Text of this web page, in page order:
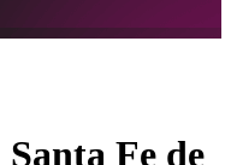
Santa Fe de